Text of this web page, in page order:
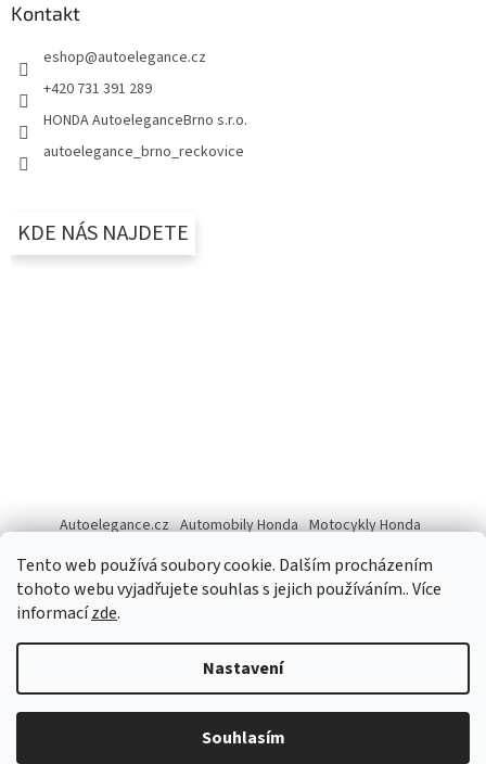
Tento web používá soubory cookie. Dalším procházením
tohoto webu vyjadřujete souhlas s jejich používáním.. Více
informacízde.
Nastavení
Souhlasím
Kontakt
eshop@autoelegance.cz
+420 731 391 289
HONDA AutoeleganceBrno s.r.o.
autoelegance_brno_reckovice
KDE NÁS NAJDETE
Autoelegance.cz Automobily Honda Motocykly Honda
Copyright 2026Autoelegance Brno s.r.o.. Všechna práva
vyhrazena.